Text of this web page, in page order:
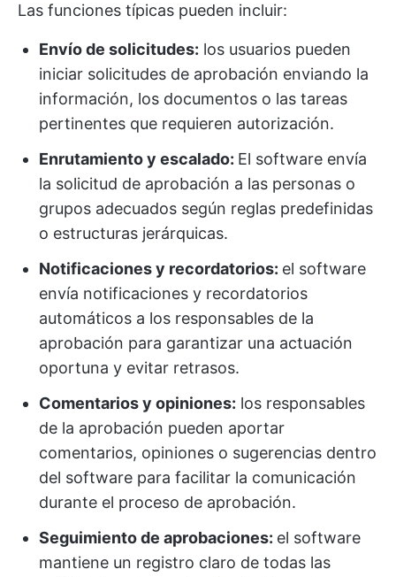
Las funciones típicas pueden incluir:
Envío de solicitudes: los usuarios pueden
iniciar solicitudes de aprobación enviando la
información, los documentos o las tareas
pertinentes que requieren autorización.
Enrutamientoy escalado: El software envía
la solicitud de aprobación a las personas o
grupos adecuados según reglas predefinidas
o estructuras jerárquicas.
Notificaciones y recordatorios: el software
envía notificaciones y recordatorios
automáticos a los responsables de la
aprobación para garantizar una actuación
oportuna y evitar retrasos.
Comentarios y opiniones: los responsables
de la aprobación pueden aportar
comentarios, opiniones o sugerencias dentro
del software para facilitar la comunicación
durante el proceso de aprobación.
Seguimiento de aprobaciones: el software
mantiene un registro claro de todas las